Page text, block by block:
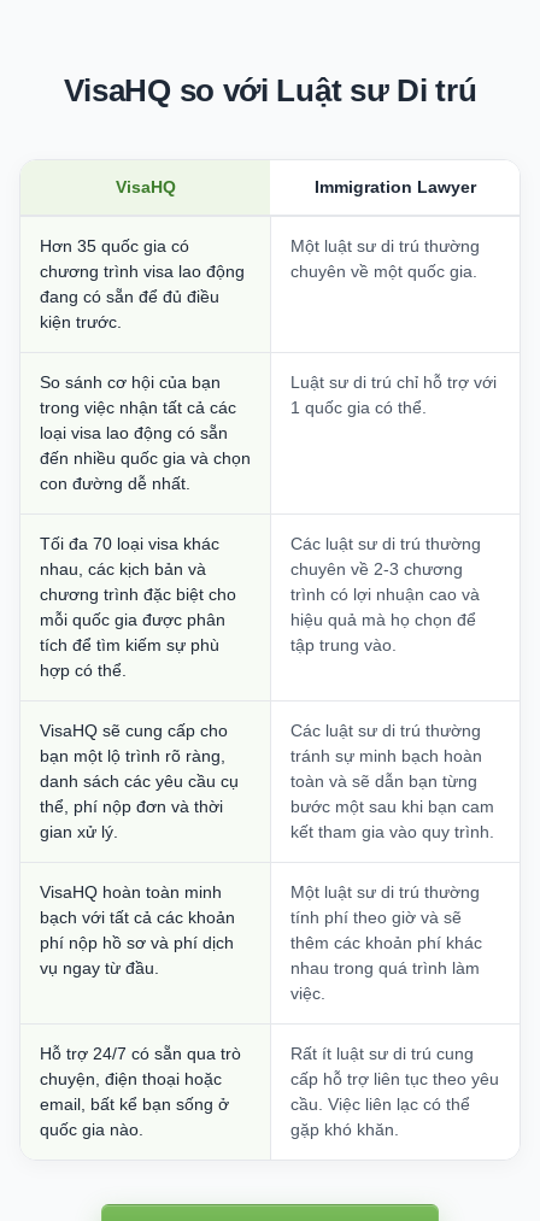
VisaHQ so với Luật sư Di trú
VisaHQ Immigration Lawyer
Hơn 35 quốc gia có
chương trình visa lao động
đang có sẵn để đủ điều
kiện trước.
Một luật sư di trú thường
chuyên về một quốc gia.
So sánh cơ hội của bạn
trong việc nhận tất cả các
loại visa lao động có sẵn
đến nhiều quốc gia và chọn
con đường dễ nhất.
Luật sư di trú chỉ hỗ trợ với
1 quốc gia có thể.
Tối đa 70 loại visa khác
nhau, các kịch bản và
chương trình đặc biệt cho
mỗi quốc gia được phân
tích để tìm kiếm sự phù
hợp có thể.
Các luật sư di trú thường
chuyên về 2-3 chương
trình có lợi nhuận cao và
hiệu quả mà họ chọn để
tập trung vào.
VisaHQ sẽ cung cấp cho
bạn một lộ trình rõ ràng,
danh sách các yêu cầu cụ
thể, phí nộp đơn và thời
gian xử lý.
Các luật sư di trú thường
tránh sự minh bạch hoàn
toàn và sẽ dẫn bạn từng
bước một sau khi bạn cam
kết tham gia vào quy trình.
VisaHQ hoàn toàn minh
bạch với tất cả các khoản
phí nộp hồ sơ và phí dịch
vụ ngay từ đầu.
Một luật sư di trú thường
tính phí theo giờ và sẽ
thêm các khoản phí khác
nhau trong quá trình làm
việc.
Hỗ trợ 24/7 có sẵn qua trò
chuyện, điện thoại hoặc
email, bất kể bạn sống ở
quốc gia nào.
Rất ít luật sư di trú cung
cấp hỗ trợ liên tục theo yêu
cầu. Việc liên lạc có thể
gặp khó khăn.